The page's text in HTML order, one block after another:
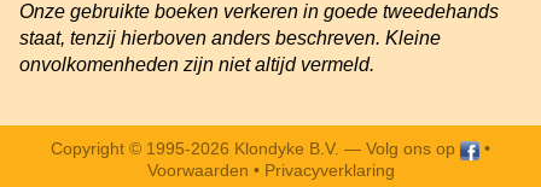
Onze gebruikte boeken verkeren in goede tweedehands
staat, tenzij hierboven anders beschreven. Kleine
onvolkomenheden zijn niet altijd vermeld.
Copyright © 1995-2026 Klondyke B.V. — Volg ons op
•
Voorwaarden • Privacyverklaring